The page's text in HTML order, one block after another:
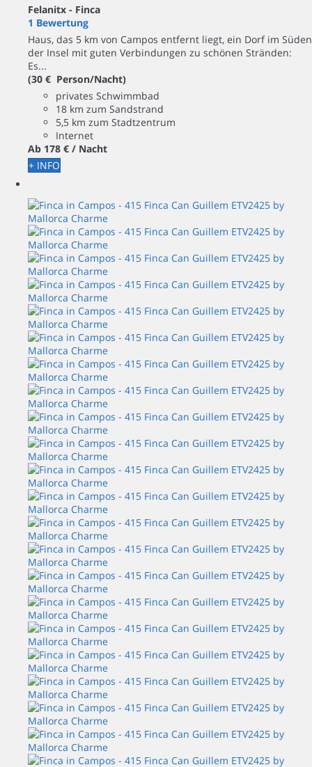
Felanitx - Finca
1 Bewertung
Haus, das 5 km von Campos entfernt liegt, ein Dorf im Süden
der Insel mit guten Verbindungen zu schönen Stränden:
Es...
(30 € Person/Nacht)
privates Schwimmbad
18 km zum Sandstrand
5,5 km zum Stadtzentrum
Internet
Ab 178 € / Nacht
+ INFO